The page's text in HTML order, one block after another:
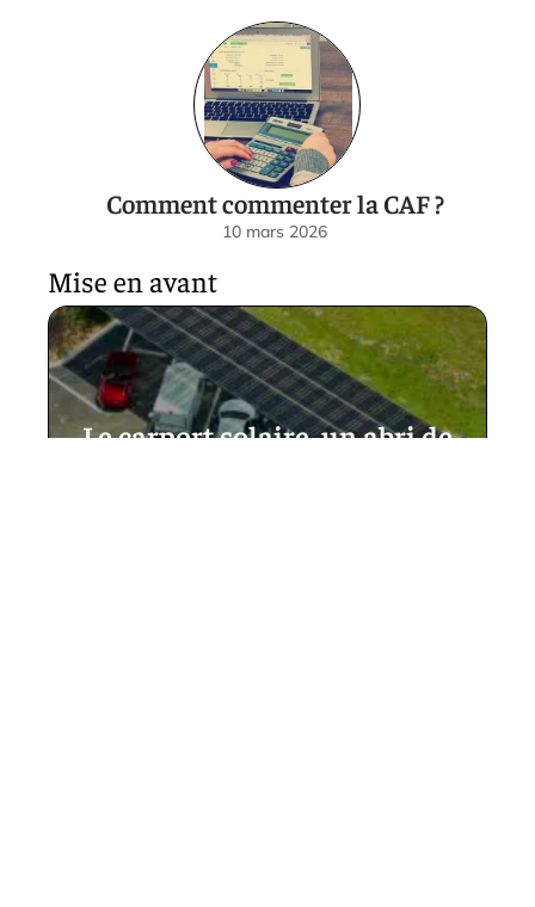
Comment commenter la CAF ?
10 mars 2026
Mise en avant
Le carport solaire, un abri de